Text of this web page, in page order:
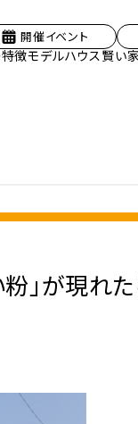
開催イベント
特徴モデルハウス賢い
粉」が現れ